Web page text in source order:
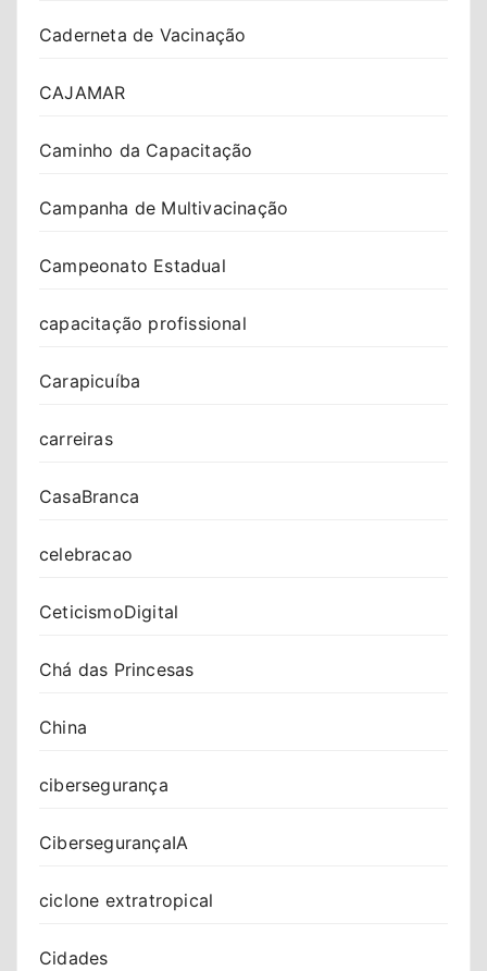
Caderneta de Vacinação
CAJAMAR
Caminho da Capacitação
Campanha de Multivacinação
Campeonato Estadual
capacitação profissional
Carapicuíba
carreiras
CasaBranca
celebracao
CeticismoDigital
Chá das Princesas
China
cibersegurança
CibersegurançaIA
ciclone extratropical
Cidades